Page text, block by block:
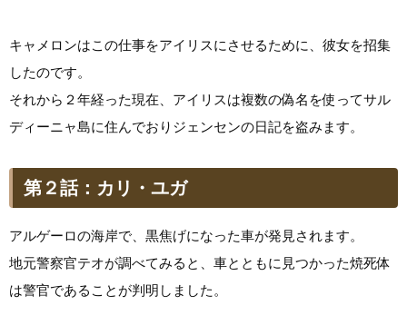
キャメロンはこの仕事をアイリスにさせるために、彼女を招集
したのです。
それから２年経った現在、アイリスは複数の偽名を使ってサル
ディーニャ島に住んでおりジェンセンの日記を盗みます。
第２話：カリ・ユガ
アルゲーロの海岸で、黒焦げになった車が発見されます。
地元警察官テオが調べてみると、車とともに見つかった焼死体
は警官であることが判明しました。